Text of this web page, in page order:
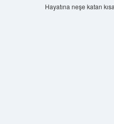
Hayatına neşe katan